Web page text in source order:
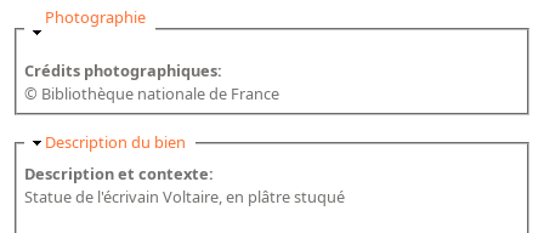
Bibliographie historique de la Bibliothèque nationale de
Dictionnaire de la BnF
Dictionnaire BnF : recherche avancée
Dictionnaire BnF : index
Masquer
Photographie
Crédits photographiques:
© Bibliothèque nationale de France
Masquer
Description du bien
Description et contexte:
Statue de l'écrivain Voltaire, en plâtre stuqué